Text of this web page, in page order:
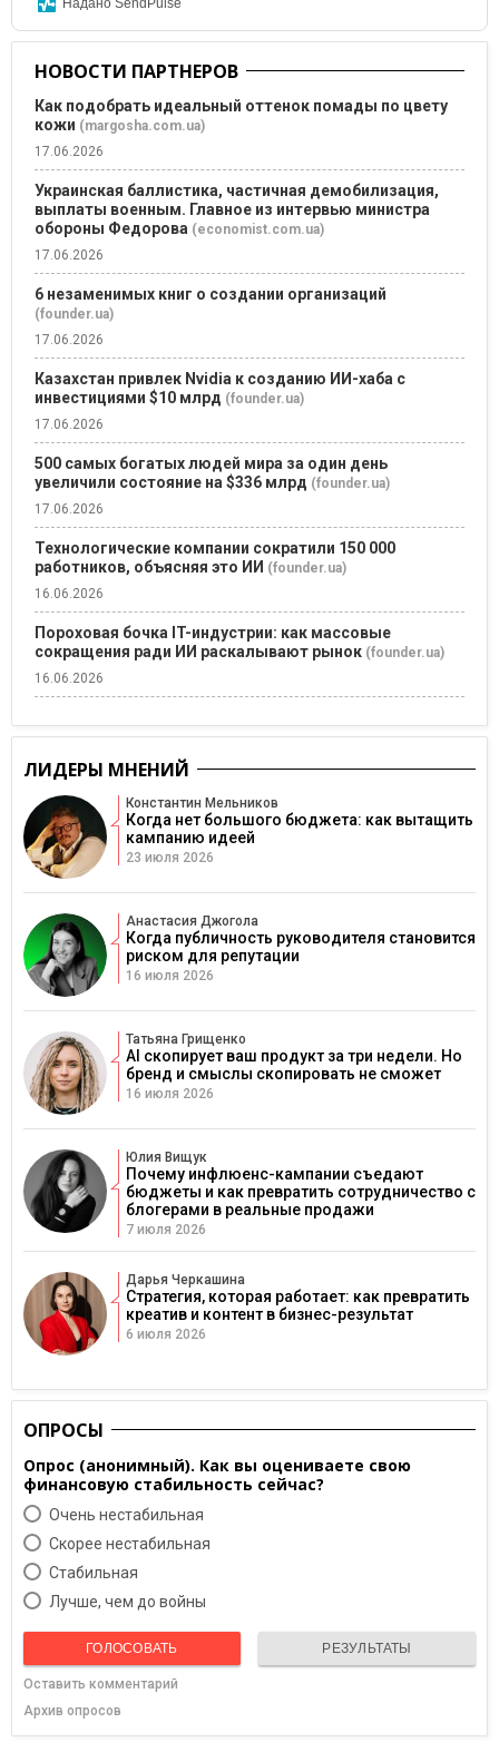
Надано SendPulse
НОВОСТИ ПАРТНЕРОВ
Как подобрать идеальный оттенок помады по цвету
кожи (margosha.com.ua)
17.06.2026
Украинская баллистика, частичная демобилизация,
выплаты военным. Главное из интервью министра
обороны Федорова (economist.com.ua)
17.06.2026
6 незаменимых книг о создании организаций
(founder.ua)
17.06.2026
Казахстан привлек Nvidia к созданию ИИ-хаба с
инвестициями $10 млрд (founder.ua)
17.06.2026
500 самых богатых людей мира за один день
увеличили состояние на $336 млрд (founder.ua)
17.06.2026
Технологические компании сократили 150 000
работников, объясняя это ИИ (founder.ua)
16.06.2026
Пороховая бочка IT-индустрии: как массовые
сокращения ради ИИ раскалывают рынок (founder.ua)
16.06.2026
ЛИДЕРЫ МНЕНИЙ
Константин Мельников
Когда нет большого бюджета: как вытащить
кампанию идеей
23 июля 2026
Анастасия Джогола
Когда публичность руководителя становится
риском для репутации
16 июля 2026
Татьяна Грищенко
AI скопирует ваш продукт за три недели. Но
бренд и смыслы скопировать не сможет
16 июля 2026
Юлия Вищук
Почему инфлюенс-кампании съедают
бюджеты и как превратить сотрудничество с
блогерами в реальные продажи
7 июля 2026
Дарья Черкашина
Стратегия, которая работает: как превратить
креатив и контент в бизнес-результат
6 июля 2026
ОПРОСЫ
Опрос (анонимный). Как вы оцениваете свою
финансовую стабильность сейчас?
Очень нестабильная
Скорее нестабильная
Cтабильная
Лучше, чем до войны
ГОЛОСОВАТЬ РЕЗУЛЬТАТЫ
Оставить комментарий
Архив опросов